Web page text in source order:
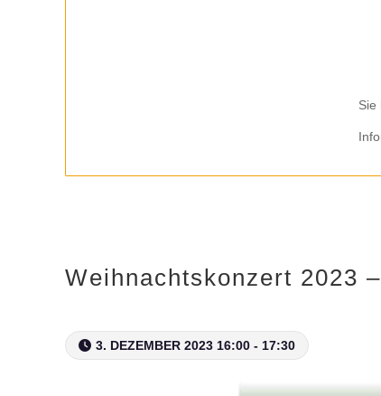
Sie
Weihnachtskonzert 2023
3. DEZEMBER 2023 16:00 - 17:30